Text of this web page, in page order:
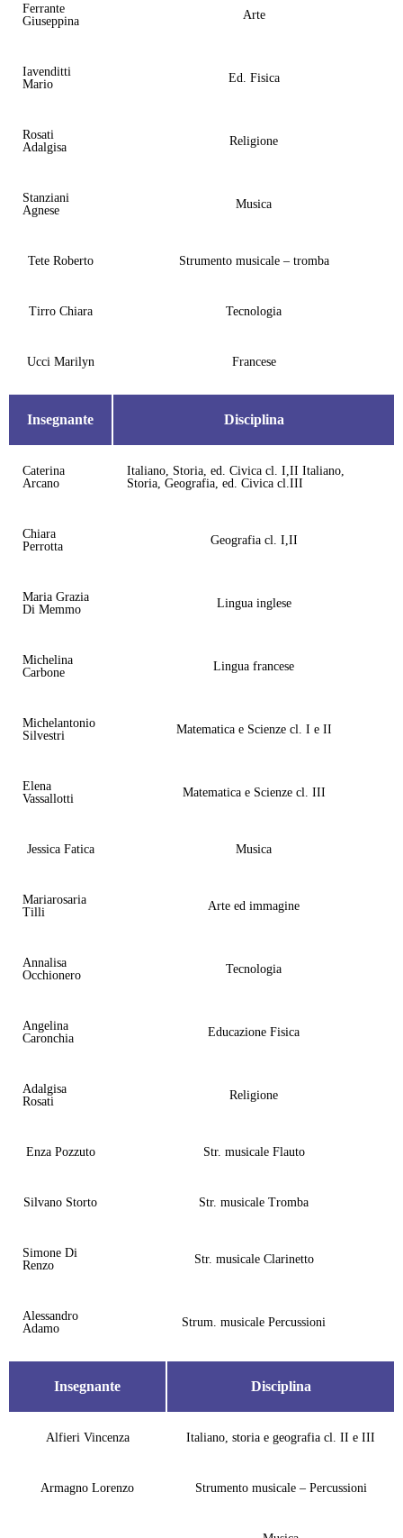
Ferrante
Giuseppina
Arte
Iavenditti
Mario
Ed. Fisica
Rosati
Adalgisa
Religione
Stanziani
Agnese
Musica
Tete Roberto Strumento musicale – tromba
Tirro Chiara Tecnologia
Ucci Marilyn Francese
Insegnante Disciplina
Caterina
Arcano
Italiano, Storia, ed. Civica cl. I,II Italiano,
Storia, Geografia, ed. Civica cl.III
Chiara
Perrotta
Geografia cl. I,II
Maria Grazia
Di Memmo
Lingua inglese
Michelina
Carbone
Lingua francese
Michelantonio
Silvestri
Matematica e Scienze cl. I e II
Elena
Vassallotti
Matematica e Scienze cl. III
Jessica Fatica Musica
Mariarosaria
Tilli
Arte ed immagine
Annalisa
Occhionero
Tecnologia
Angelina
Caronchia
Educazione Fisica
Adalgisa
Rosati
Religione
Enza Pozzuto Str. musicale Flauto
Silvano Storto Str. musicale Tromba
Simone Di
Renzo
Str. musicale Clarinetto
Alessandro
Adamo
Strum. musicale Percussioni
Insegnante Disciplina
Alfieri Vincenza Italiano, storia e geografia cl. II e III
Armagno Lorenzo Strumento musicale – Percussioni